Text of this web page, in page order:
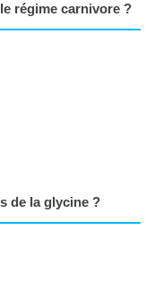
régime carnivore ?
de la glycine ?